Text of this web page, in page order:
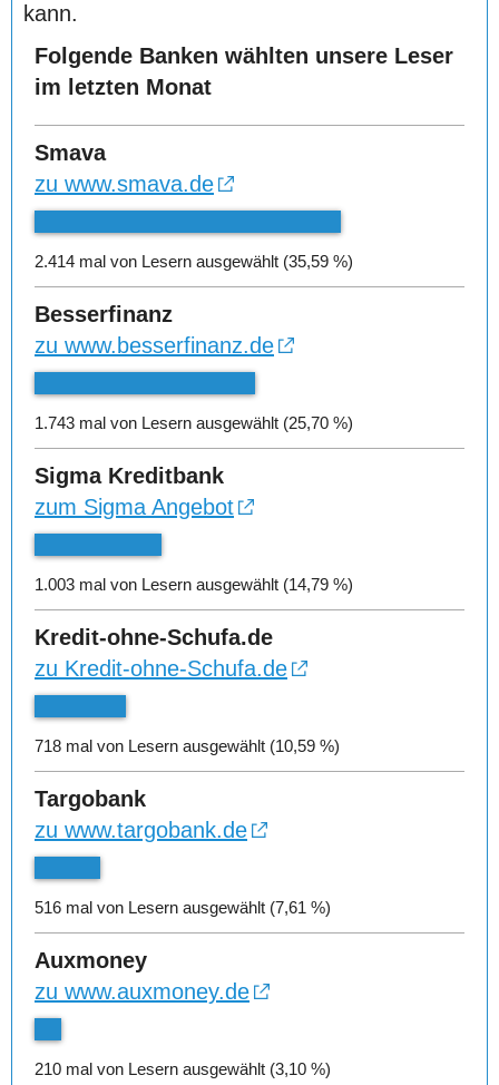
kann.
Folgende Banken wählten unsere Leser
im letzten Monat
Smava
zu www.smava.de
2.414 mal von Lesern ausgewählt (35,59 %)
Besserfinanz
zu www.besserfinanz.de
1.743 mal von Lesern ausgewählt (25,70 %)
Sigma Kreditbank
zum Sigma Angebot
1.003 mal von Lesern ausgewählt (14,79 %)
Kredit-ohne-Schufa.de
zu Kredit-ohne-Schufa.de
718 mal von Lesern ausgewählt (10,59 %)
Targobank
zu www.targobank.de
516 mal von Lesern ausgewählt (7,61 %)
Auxmoney
zu www.auxmoney.de
210 mal von Lesern ausgewählt (3,10 %)